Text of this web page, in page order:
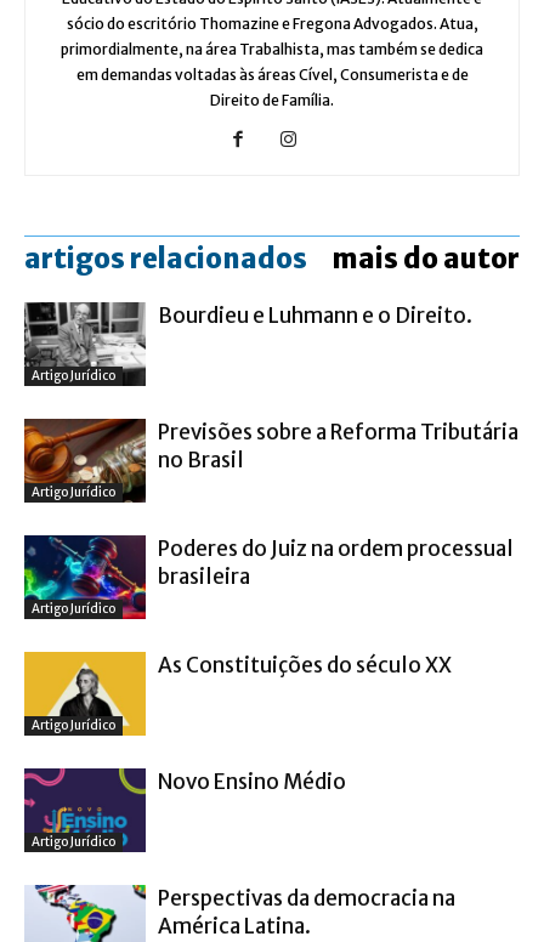
sócio do escritório Thomazine e Fregona Advogados. Atua,
primordialmente, na área Trabalhista, mas também se dedica
em demandas voltadas às áreas Cível, Consumerista e de
Direito de Família.
artigos relacionados mais do autor
Artigo Jurídico
Bourdieu e Luhmann e o Direito.
Artigo Jurídico
Previsões sobre a Reforma Tributária
no Brasil
Artigo Jurídico
Poderes do Juiz na ordem processual
brasileira
Artigo Jurídico
As Constituições do século XX
Artigo Jurídico
Novo Ensino Médio
Perspectivas da democracia na
América Latina.